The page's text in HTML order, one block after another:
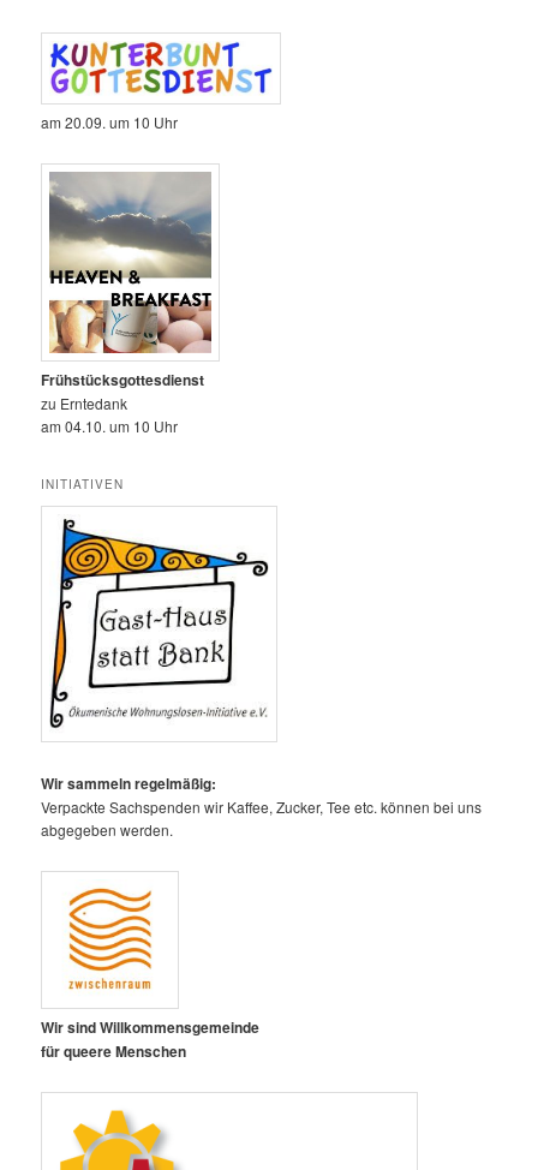
am 20.09. um 10 Uhr
Frühstücksgottesdienst
zu Erntedank
am 04.10. um 10 Uhr
INITIATIVEN
Wir sammeln regelmäßig:
Verpackte Sachspenden wir Kaffee, Zucker, Tee etc. können bei uns
abgegeben werden.
Wir sind Willkommensgemeinde
für queere Menschen